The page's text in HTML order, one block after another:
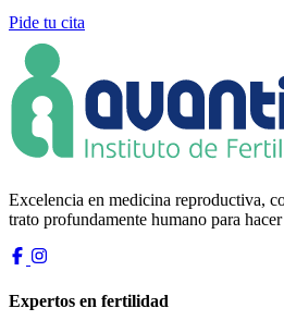
Pide tu cita
Excelencia en medicina reproductiva,
trato profundamente humano para
Expertos en fertilidad